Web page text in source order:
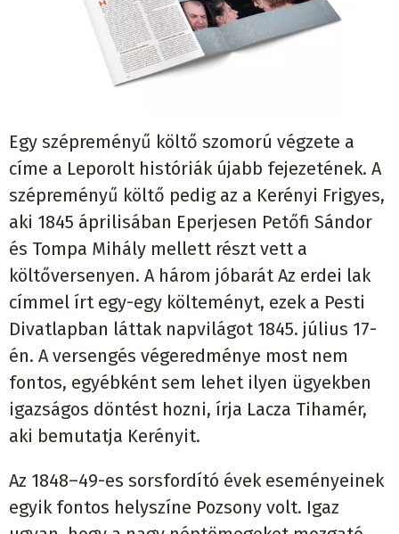
Egy szépreményű költő szomorú végzete a
címe a Leporolt históriák újabb fejezetének. A
szépreményű költő pedig az a Kerényi Frigyes,
aki 1845 áprilisában Eperjesen Petőfi Sándor
és Tompa Mihály mellett részt vett a
költőversenyen. A három jóbarát Az erdei lak
címmel írt egy-egy költeményt, ezek a Pesti
Divatlapban láttak napvilágot 1845. július 17-
én. A versengés végeredménye most nem
fontos, egyébként sem lehet ilyen ügyekben
igazságos döntést hozni, írja Lacza Tihamér,
aki bemutatja Kerényit.
Az 1848–49-es sorsfordító évek eseményeinek
egyik fontos helyszíne Pozsony volt. Igaz